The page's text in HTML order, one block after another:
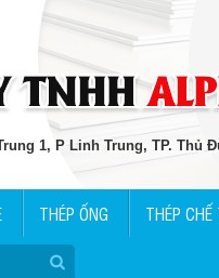
1, P Linh Trung, TP. Thủ
THÉP ỐNG THÉP CHẾ